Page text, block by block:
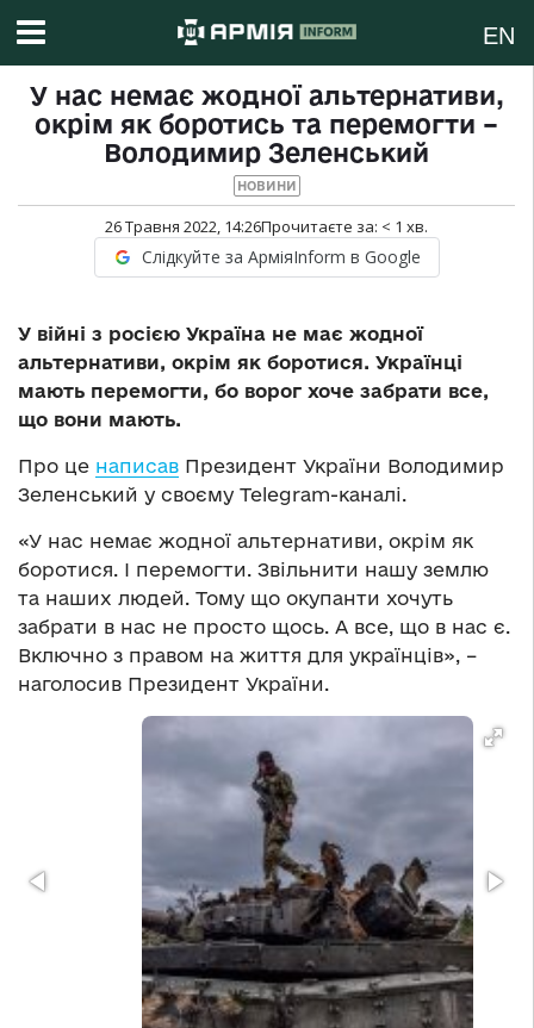
EN
У нас немає жодної альтернативи,
окрім як боротись та перемогти –
Володимир Зеленський
НОВИНИ
26 Травня 2022, 14:26Прочитаєте за: < 1 хв.
Слідкуйте за АрміяInform в Google
У війні з росією Україна не має жодної
альтернативи, окрім як боротися. Українці
мають перемогти, бо ворог хоче забрати все,
що вони мають.
Про це написав Президент України Володимир
Зеленський у своєму Telegram-каналі.
«У нас немає жодної альтернативи, окрім як
боротися. І перемогти. Звільнити нашу землю
та наших людей. Тому що окупанти хочуть
забрати в нас не просто щось. А все, що в нас є.
Включно з правом на життя для українців», –
наголосив Президент України.